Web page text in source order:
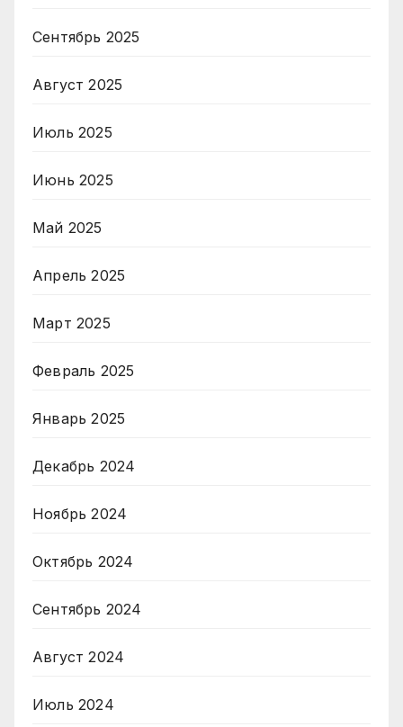
Сентябрь 2025
Август 2025
Июль 2025
Июнь 2025
Май 2025
Апрель 2025
Март 2025
Февраль 2025
Январь 2025
Декабрь 2024
Ноябрь 2024
Октябрь 2024
Сентябрь 2024
Август 2024
Июль 2024